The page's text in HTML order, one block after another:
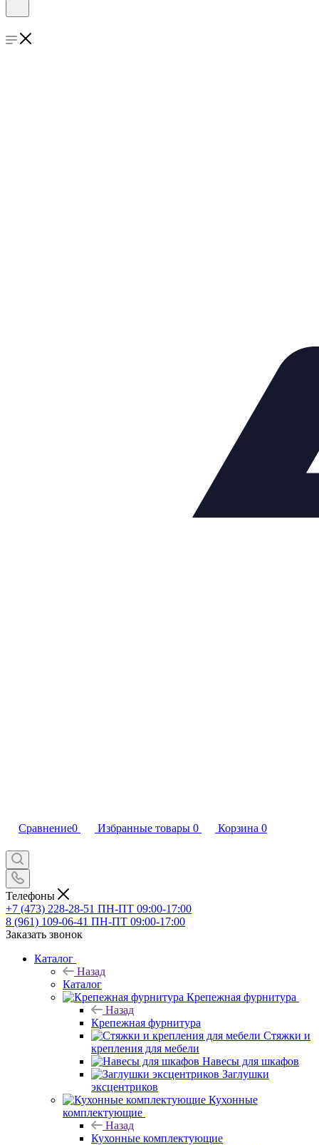
Сравнение0 Избранные товары 0 Корзина 0
Телефоны
+7 (473) 228-28-51 ПН-ПТ 09:00-17:00
8 (961) 109-06-41 ПН-ПТ 09:00-17:00
Заказать звонок
Каталог
Назад
Каталог
Крепежная фурнитура
Назад
Крепежная фурнитура
Стяжки и
крепления для мебели
Навесы для шкафов
Заглушки
эксцентриков
Кухонные
комплектующие
Назад
Кухонные комплектующие